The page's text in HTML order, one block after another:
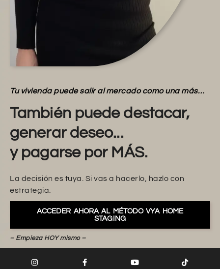
Tu vivienda puede salir al mercado como una más…
También puede destacar,
generar deseo...
y pagarse por MÁS.
La decisión es tuya. Si vas a hacerlo, hazlo con
estrategia.
ACCEDER AHORA AL MÉTODO VYA HOME
STAGING
– Empieza HOY mismo –